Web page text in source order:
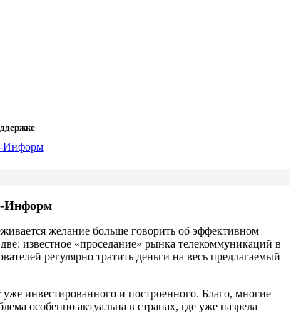
Информ
желание больше говорить об эффективном
известное «проседание» рынка телекоммуникаций в
регулярно тратить деньги на весь предлагаемый
инвестированного и построенного. Благо, многие
особенно актуальна в странах, где уже назрела